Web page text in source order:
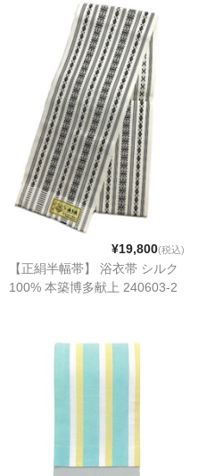
¥19,800(税込)
【正絹半幅帯】 浴衣帯 シルク
100% 本築博多献上 240603-2